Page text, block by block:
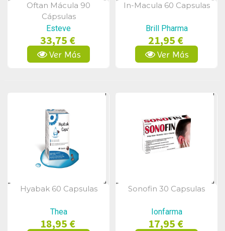
Vista Rápida
Oftan Mácula 90
Cápsulas
Esteve
33,75 €
Ver Más
Vista Rápida
In-Macula 60 Capsulas
Brill Pharma
21,95 €
Ver Más
Vista Rápida
Hyabak 60 Capsulas
Thea
18,95 €
Vista Rápida
Sonofin 30 Capsulas
Ionfarma
17,95 €